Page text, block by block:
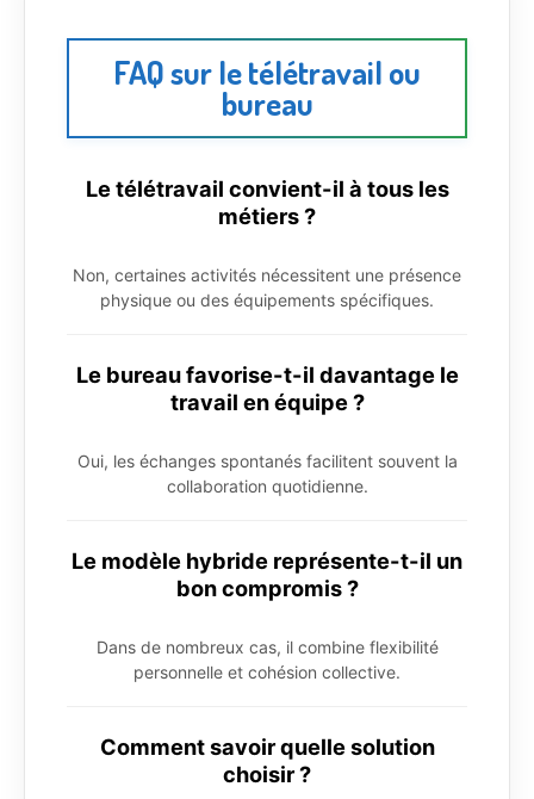
FAQ sur le télétravail ou
bureau
Le télétravail convient-il à tous les
métiers ?
Non, certaines activités nécessitent une présence
physique ou des équipements spécifiques.
Le bureau favorise-t-il davantage le
travail en équipe ?
Oui, les échanges spontanés facilitent souvent la
collaboration quotidienne.
Le modèle hybride représente-t-il un
bon compromis ?
Dans de nombreux cas, il combine flexibilité
personnelle et cohésion collective.
Comment savoir quelle solution
choisir ?